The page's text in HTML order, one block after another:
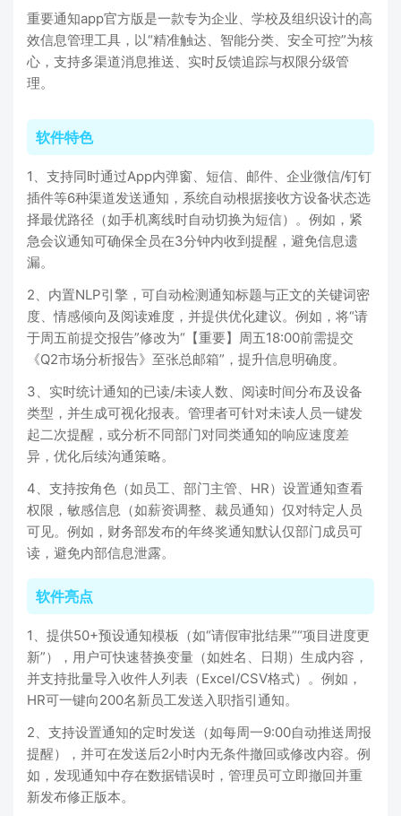
重要通知app官方版是一款专为企业、学校及组织设计的高
效信息管理工具，以“精准触达、智能分类、安全可控”为核
心，支持多渠道消息推送、实时反馈追踪与权限分级管
理。
软件特色
1、支持同时通过App内弹窗、短信、邮件、企业微信/钉钉
插件等6种渠道发送通知，系统自动根据接收方设备状态选
择最优路径（如手机离线时自动切换为短信）。例如，紧
急会议通知可确保全员在3分钟内收到提醒，避免信息遗
漏。
2、内置NLP引擎，可自动检测通知标题与正文的关键词密
度、情感倾向及阅读难度，并提供优化建议。例如，将“请
于周五前提交报告”修改为“【重要】周五18:00前需提交
《Q2市场分析报告》至张总邮箱”，提升信息明确度。
3、实时统计通知的已读/未读人数、阅读时间分布及设备
类型，并生成可视化报表。管理者可针对未读人员一键发
起二次提醒，或分析不同部门对同类通知的响应速度差
异，优化后续沟通策略。
4、支持按角色（如员工、部门主管、HR）设置通知查看
权限，敏感信息（如薪资调整、裁员通知）仅对特定人员
可见。例如，财务部发布的年终奖通知默认仅部门成员可
读，避免内部信息泄露。
软件亮点
1、提供50+预设通知模板（如“请假审批结果”“项目进度更
新”），用户可快速替换变量（如姓名、日期）生成内容，
并支持批量导入收件人列表（Excel/CSV格式）。例如，
HR可一键向200名新员工发送入职指引通知。
2、支持设置通知的定时发送（如每周一9:00自动推送周报
提醒），并可在发送后2小时内无条件撤回或修改内容。例
如，发现通知中存在数据错误时，管理员可立即撤回并重
新发布修正版本。